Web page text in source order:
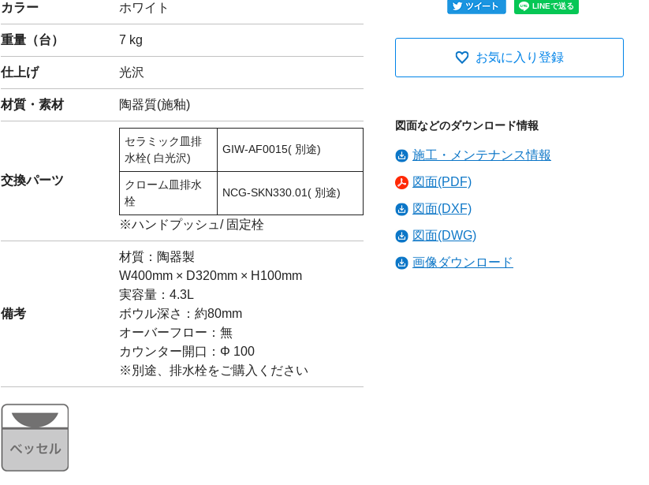
カラー ホワイト
重量（台） 7 kg
仕上げ 光沢
材質・素材 陶器質(施釉)
交換パーツ
セラミック皿排
水栓( 白光沢)
GIW-AF0015( 別途)
クローム皿排水
栓
NCG-SKN330.01( 別途)
※ハンドプッシュ/ 固定栓
備考
材質：陶器製
W400mm × D320mm × H100mm
実容量：4.3L
ボウル深さ：約80mm
オーバーフロー：無
カウンター開口：Φ 100
※別途、排水栓をご購入ください
お気に入り登録
図面などのダウンロード情報
施工・メンテナンス情報
図面(PDF)
図面(DXF)
図面(DWG)
画像ダウンロード